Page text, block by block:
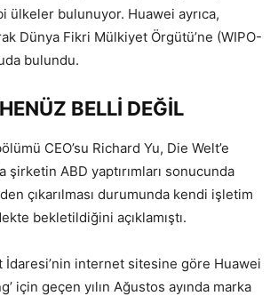
ülkeler bulunuyor. Huawei ayrıca,
Dünya Fikri Mülkiyet Örgütü’ne (WIPO-
bulundu.
BELLİ DEĞİL
CEO’su Richard Yu, Die Welt’e
ABD yaptırımları sonucunda
çıkarılması durumunda kendi işletim
bekletildiğini açıklamıştı.
İdaresi’nin internet sitesine göre Huawei
için geçen yılın Ağustos ayında marka